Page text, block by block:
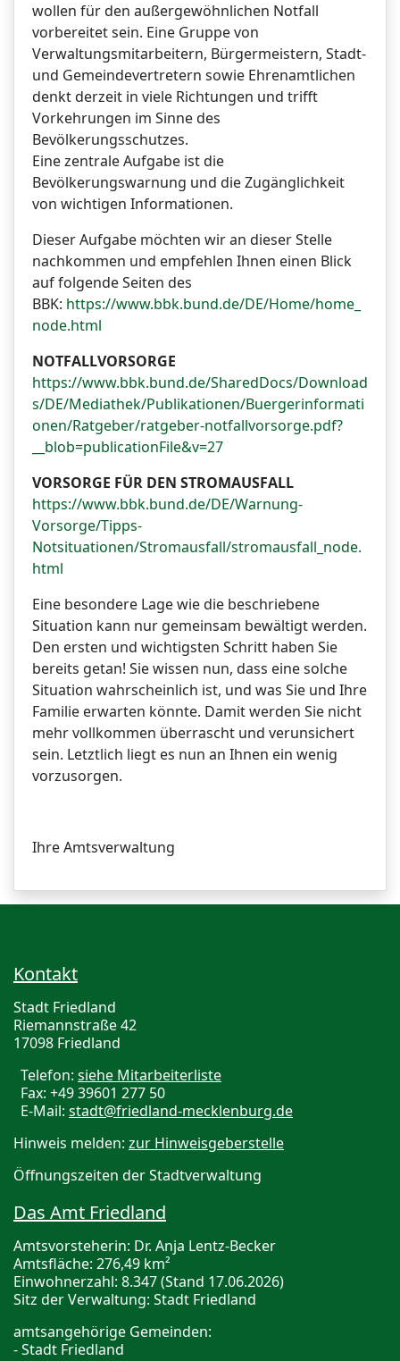
wollen für den außergewöhnlichen Notfall
vorbereitet sein. Eine Gruppe von
Verwaltungsmitarbeitern, Bürgermeistern, Stadt-
und Gemeindevertretern sowie Ehrenamtlichen
denkt derzeit in viele Richtungen und trifft
Vorkehrungen im Sinne des
Bevölkerungsschutzes.
Eine zentrale Aufgabe ist die
Bevölkerungswarnung und die Zugänglichkeit
von wichtigen Informationen.
Dieser Aufgabe möchten wir an dieser Stelle
nachkommen und empfehlen Ihnen einen Blick
auf folgende Seiten des
BBK: https://www.bbk.bund.de/DE/Home/home_
node.html
NOTFALLVORSORGE
https://www.bbk.bund.de/SharedDocs/Download
s/DE/Mediathek/Publikationen/Buergerinformati
onen/Ratgeber/ratgeber-notfallvorsorge.pdf?
__blob=publicationFile&v=27
VORSORGE FÜR DEN STROMAUSFALL
https://www.bbk.bund.de/DE/Warnung-
Vorsorge/Tipps-
Notsituationen/Stromausfall/stromausfall_node.
html
Eine besondere Lage wie die beschriebene
Situation kann nur gemeinsam bewältigt werden.
Den ersten und wichtigsten Schritt haben Sie
bereits getan! Sie wissen nun, dass eine solche
Situation wahrscheinlich ist, und was Sie und Ihre
Familie erwarten könnte. Damit werden Sie nicht
mehr vollkommen überrascht und verunsichert
sein. Letztlich liegt es nun an Ihnen ein wenig
vorzusorgen.
Ihre Amtsverwaltung
Kontakt
Stadt Friedland
Riemannstraße 42
17098 Friedland
Telefon: siehe Mitarbeiterliste
Fax: +49 39601 277 50
E-Mail: stadt@friedland-mecklenburg.de
Hinweis melden: zur Hinweisgeberstelle
Öffnungszeiten der Stadtverwaltung
Das Amt Friedland
Amtsvorsteherin: Dr. Anja Lentz-Becker
Amtsfläche: 276,49 km²
Einwohnerzahl: 8.347 (Stand 17.06.2026)
Sitz der Verwaltung: Stadt Friedland
amtsangehörige Gemeinden:
- Stadt Friedland